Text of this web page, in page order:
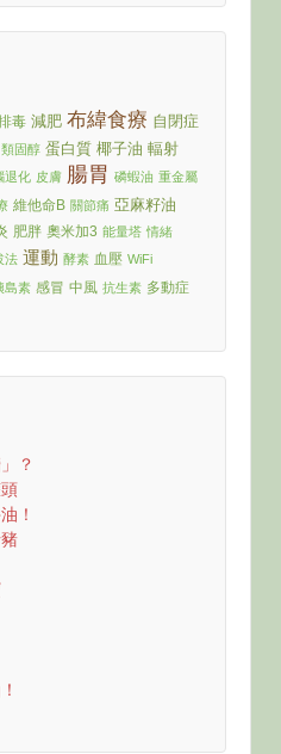
毒 減肥 布緯食療 自閉症
類固醇 蛋白質 椰子油 輻射
退化 皮膚 腸胃 磷蝦油 重金屬
維他命B 關節痛 亞麻籽油
肥胖 奧米加3 能量塔 情緒
法 運動 酵素 血壓 WiFi
島素 感冒 中風 抗生素 多動症
？
！